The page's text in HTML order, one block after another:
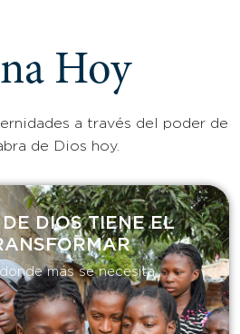
Hoy
a través del poder de
de Dios hoy.
DIOS TIENE EL
más se necesita.